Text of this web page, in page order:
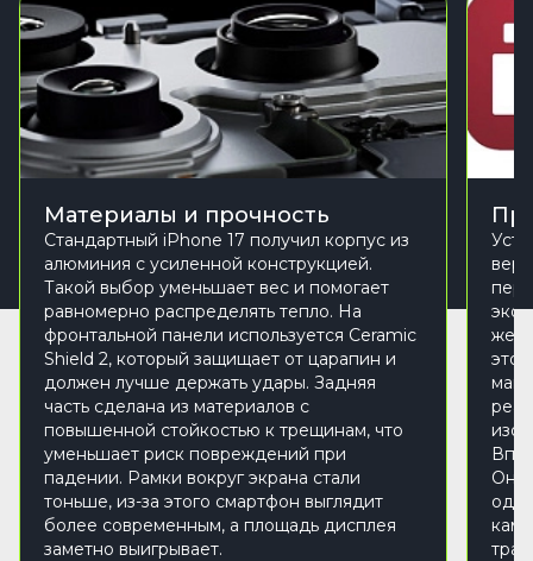
Материалы и прочность
Стандартный iPhone 17 получил корпус из
алюминия с усиленной конструкцией.
Такой выбор уменьшает вес и помогает
равномерно распределять тепло. На
фронтальной панели используется Ceramic
Shield 2, который защищает от царапин и
должен лучше держать удары. Задняя
часть сделана из материалов с
повышенной стойкостью к трещинам, что
уменьшает риск повреждений при
падении. Рамки вокруг экрана стали
тоньше, из-за этого смартфон выглядит
более современным, а площадь дисплея
заметно выигрывает.
же
это
Она